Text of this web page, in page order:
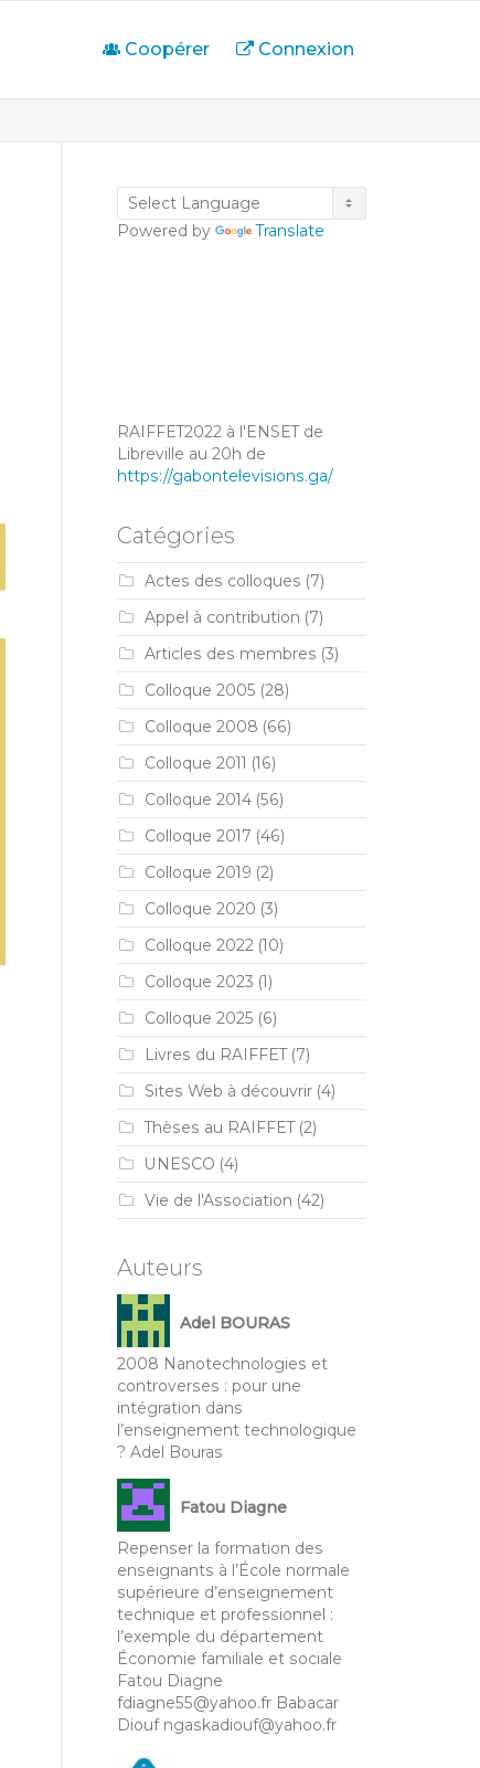
Coopérer Connexion
Powered by Translate
RAIFFET2022 à l'ENSET de
Libreville au 20h de
https://gabontelevisions.ga/
Catégories
Actes des colloques (7)
Appel à contribution (7)
Articles des membres (3)
Colloque 2005 (28)
Colloque 2008 (66)
Colloque 2011 (16)
Colloque 2014(56)
Colloque 2017 (46)
Colloque 2019 (2)
Colloque 2020 (3)
Colloque 2022(10)
Colloque 2023 (1)
Colloque 2025 (6)
Livres du RAIFFET(7)
Sites Web à découvrir(4)
Thèses au RAIFFET(2)
UNESCO (4)
Vie de l'Association (42)
Auteurs
Adel BOURAS
2008 Nanotechnologies et
controverses : pour une
intégration dans
l’enseignement technologique
? Adel Bouras
Fatou Diagne
Repenser la formation des
enseignants à l’École normale
supérieure d’enseignement
technique et professionnel :
l’exemple du département
Économie familiale et sociale
Fatou Diagne
fdiagne55@yahoo.fr Babacar
Diouf ngaskadiouf@yahoo.fr